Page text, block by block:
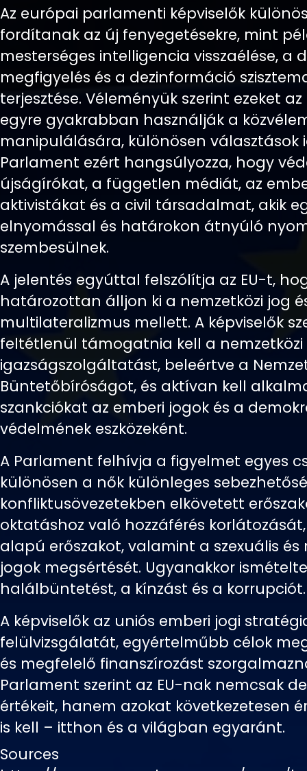
Az európai parlamenti képviselők
fordítanak az új fenyegetésekre, mint
mesterséges intelligencia visszaélése, a
megfigyelés és a dezinformáció
terjesztése. Véleményük szerint ezeket az
egyre gyakrabban használják a
manipulálására, különösen választások
Parlament ezért hangsúlyozza, hogy
újságírókat, a független médiát, az
aktivistákat és a civil társadalmat, akik
elnyomással és határokon átnyúló
szembesülnek.
A jelentés egyúttal felszólítja az EU-t,
határozottan álljon ki a nemzetközi jog
multilateralizmus mellett. A képviselők
feltétlenül támogatnia kell a nemzetközi
igazságszolgáltatást, beleértve a
Büntetőbíróságot, és aktívan kell
szankciókat az emberi jogok és a
védelmének eszközeként.
A Parlament felhívja a figyelmet egyes
különösen a nők különleges
konfliktusövezetekben elkövetett
oktatáshoz való hozzáférés
alapú erőszakot, valamint a szexuális
jogok megsértését. Ugyanakkor
halálbüntetést, a kínzást és a korrupciót.
A képviselők az uniós emberi jogi
felülvizsgálatát, egyértelműbb célok
és megfelelő finanszírozást
Parlament szerint az EU-nak nemcsak
értékeit, hanem azokat következetesen
is kell – itthon és a világban egyaránt.
Sources